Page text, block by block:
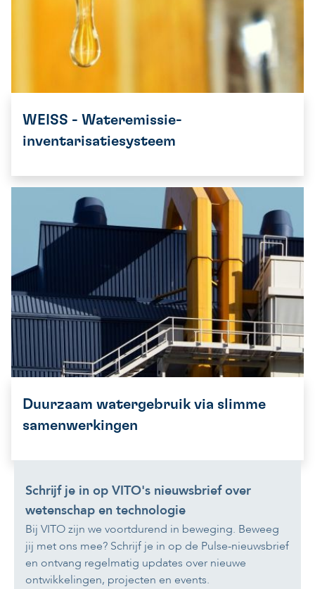
WEISS - Wateremissie-
inventarisatiesysteem
Duurzaam watergebruik via slimme
samenwerkingen
Schrijf je in op VITO's nieuwsbrief over
wetenschap en technologie
Bij VITO zijn we voortdurend in beweging. Beweeg
jij met ons mee? Schrijf je in op de Pulse-nieuwsbrief
en ontvang regelmatig updates over nieuwe
ontwikkelingen, projecten en events.